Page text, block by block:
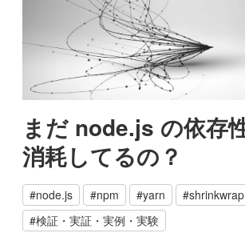
まだ node.js の依存
消耗してるの？
#node.js #npm #yarn #shrinkwrap
#検証・実証・実例・実験